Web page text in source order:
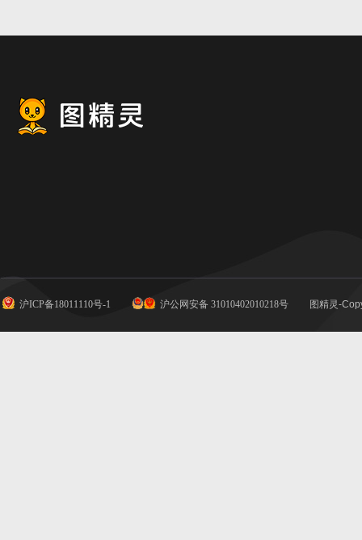
沪ICP备18011110号-1 沪公网安备 31010402010218号 图精灵-